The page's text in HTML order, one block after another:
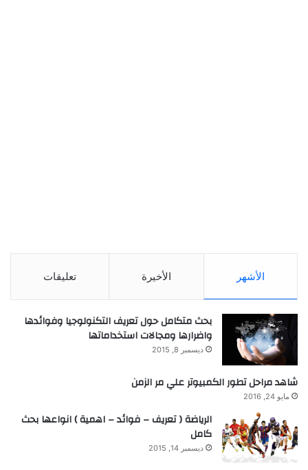
الأشهر الأخيرة تعليقات
بحث متكامل حول تعريف التكنولوجيا وفوائدها
واضرارها ومجالات استخداماتها
ديسمبر 8, 2015
شاهد مراحل تطور الكمبيوتر علي مر الزمن
مايو 24, 2016
الرياضة ( تعريف – فوائد – اهمية ) انواعها بحث
كامل
ديسمبر 14, 2015